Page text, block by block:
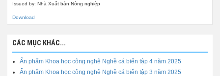
Issued by: Nhà Xuất bản Nông nghiệp
Download
CÁC MỤC KHÁC...
Ấn phẩm Khoa học công nghệ Nghề cá biển tập 4 năm 2025
Ấn phẩm Khoa học công nghệ Nghề cá biển tập 3 năm 2025